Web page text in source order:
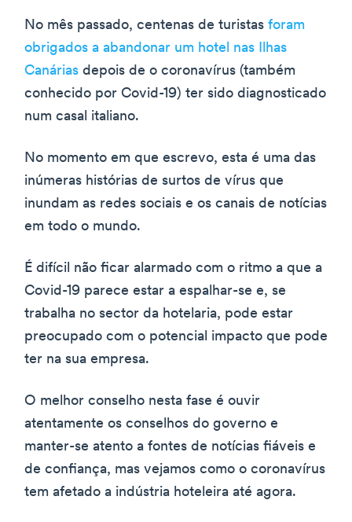
No mês passado, centenas de turistas foram
obrigados a abandonar um hotel nas Ilhas
Canárias depois de o coronavírus (também
conhecido por Covid-19) ter sido diagnosticado
num casal italiano.
No momento em que escrevo, esta é uma das
inúmeras histórias de surtos de vírus que
inundam as redes sociais e os canais de notícias
em todo o mundo.
É difícil não ficar alarmado com o ritmo a que a
Covid-19 parece estar a espalhar-se e, se
trabalha no sector da hotelaria, pode estar
preocupado com o potencial impacto que pode
ter na sua empresa.
O melhor conselho nesta fase é ouvir
atentamente os conselhos do governo e
manter-se atento a fontes de notícias fiáveis e
de confiança, mas vejamos como o coronavírus
tem afetado a indústria hoteleira até agora.